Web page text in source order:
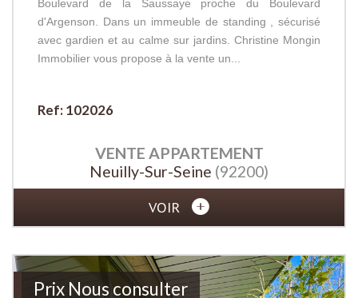
Boulevard de la Saussaye proche du Boulevard
d'Argenson. Dans un immeuble de standing , sécurisé
avec gardien et au calme sur jardins. Christine Mongin
Immobilier vous propose à la vente un...
Ref: 102026
VENTE APPARTEMENT
Neuilly-Sur-Seine (92200)
VOIR
Prix Nous consulter